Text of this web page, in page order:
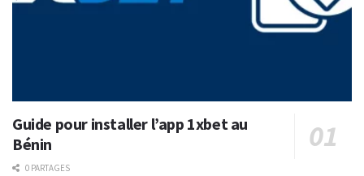
Guide pour installer l’app 1xbet au
Bénin
0 PARTAGES